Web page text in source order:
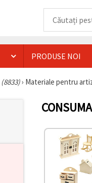
PRODUSE NOI
(8833)› Materiale pentru